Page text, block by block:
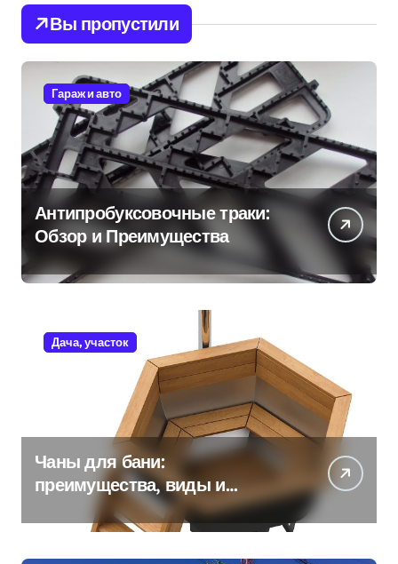
Вы пропустили
Гараж и авто
Антипробуксовочные траки:
Обзор и Преимущества
Дача, участок
Чаны для бани:
преимущества, виды и
особенности использования